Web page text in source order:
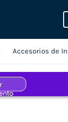
Accesorios de